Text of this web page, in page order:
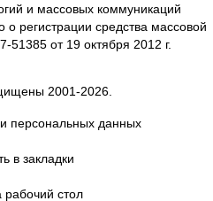
и массовых коммуникаций
о регистрации средства массовой
от 19 октября 2012 г.
2001-2026.
персональных данных
в закладки
стол